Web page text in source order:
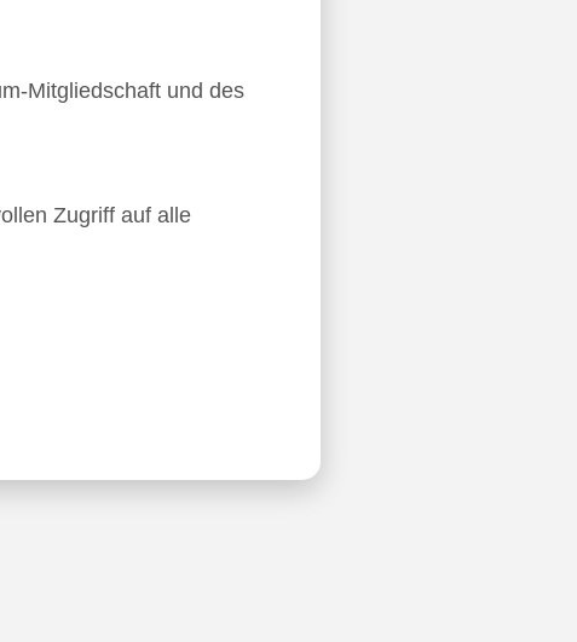
Mitgliedschaft und des
Zugriff auf alle